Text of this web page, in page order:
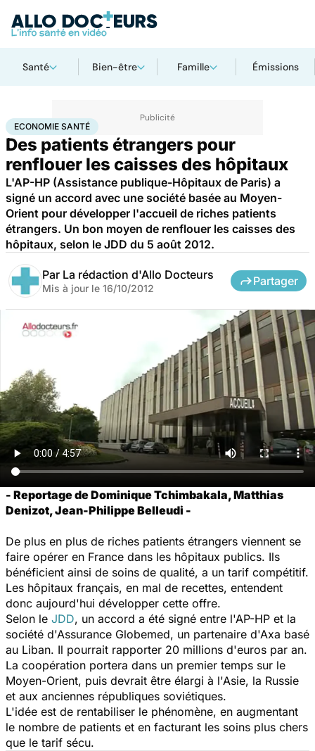
Santé Bien-être Famille Émissions
AccueilSantéSociété Économie Economie santé
ECONOMIE SANTÉ
Des patients étrangers pour
renflouer les caisses des hôpitaux
L'AP-HP (Assistance publique-Hôpitaux de Paris) a
signé un accord avec une société basée au Moyen-
Orient pour développer l'accueil de riches patients
étrangers. Un bon moyen de renflouer les caisses des
hôpitaux, selon le JDD du 5 août 2012.
Par La rédaction d'Allo Docteurs
Mis à jour le 16/10/2012
Partager
- Reportage de Dominique Tchimbakala, Matthias
Denizot, Jean-Philippe Belleudi -
De plus en plus de riches patients étrangers viennent se
faire opérer en France dans les hôpitaux publics. Ils
bénéficient ainsi de soins de qualité, a un tarif compétitif.
Les hôpitaux français, en mal de recettes, entendent
donc aujourd'hui développer cette offre.
Selon le JDD, un accord a été signé entre l'AP-HP et la
société d'Assurance Globemed, un partenaire d'Axa basé
au Liban. Il pourrait rapporter 20 millions d'euros par an.
La coopération portera dans un premier temps sur le
Moyen-Orient, puis devrait être élargi à l'Asie, la Russie
et aux anciennes républiques soviétiques.
L'idée est de rentabiliser le phénomène, en augmentant
le nombre de patients et en facturant les soins plus chers
que le tarif sécu.